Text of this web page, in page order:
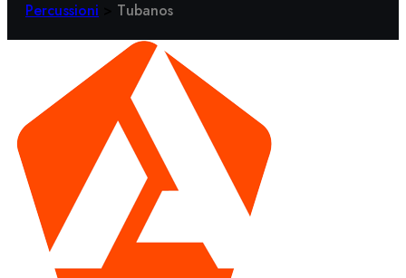
Percussioni Tubanos